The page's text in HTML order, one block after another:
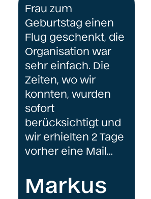
Frau zum
Geburtstag einen
Flug geschenkt, die
Organisation war
sehr einfach. Die
Zeiten, wo wir
konnten, wurden
sofort
berücksichtigt und
wir erhielten 2 Tage
vorher eine Mail…
Markus